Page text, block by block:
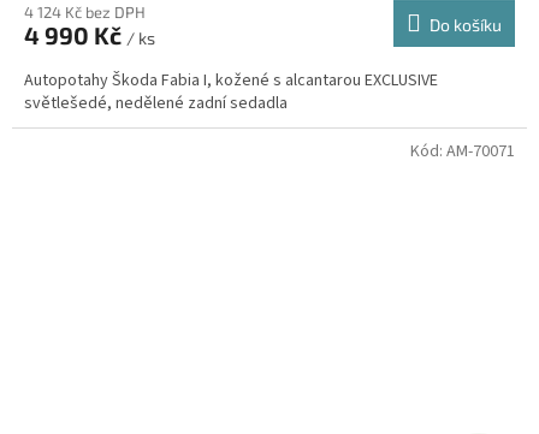
4 124 Kč bez DPH
4 990 Kč / ks
Do košíku
Autopotahy Škoda Fabia I, kožené s alcantarou EXCLUSIVE
světlešedé, nedělené zadní sedadla
Kód: AM-70071